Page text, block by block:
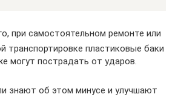
при самостоятельном ремонте или
транспортировке пластиковые баки
могут пострадать от ударов.
знают об этом минусе и улучшают